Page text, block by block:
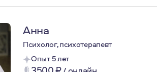
помогу вам в этом путешествии к
Анна
Психолог, психотерапевт
Опыт 5 лет